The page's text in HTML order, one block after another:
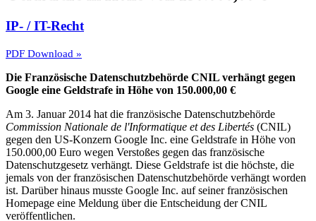
IP- / IT-Recht
PDF Download »
Die Französische Datenschutzbehörde CNIL verhängt gegen
Google eine Geldstrafe in Höhe von 150.000,00 €
Am 3. Januar 2014 hat die französische Datenschutzbehörde
Commission Nationale de l'Informatique et des Libertés (CNIL)
gegen den US-Konzern Google Inc. eine Geldstrafe in Höhe von
150.000,00 Euro wegen Verstoßes gegen das französische
Datenschutzgesetz verhängt. Diese Geldstrafe ist die höchste, die
jemals von der französischen Datenschutzbehörde verhängt worden
ist. Darüber hinaus musste Google Inc. auf seiner französischen
Homepage eine Meldung über die Entscheidung der CNIL
veröffentlichen.